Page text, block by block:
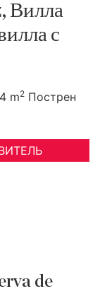
Вилла
с
m2 Пострен
de